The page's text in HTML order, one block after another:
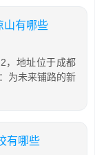
山有哪些
，地址位于成都
为未来铺路的新
有哪些